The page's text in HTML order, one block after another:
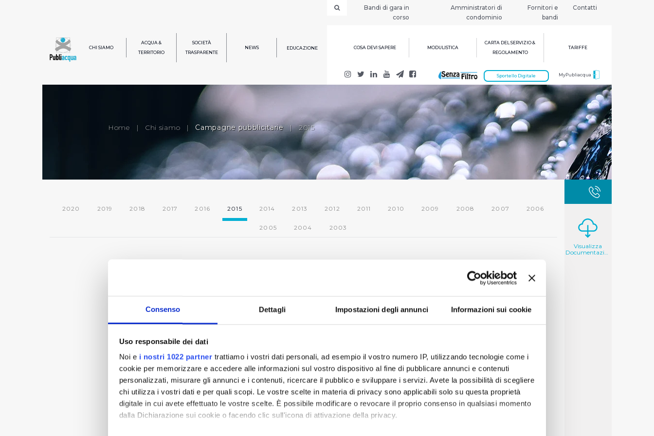
Consenso Dettagli Impostazioni degli annunci Informazioni sui cookie
Uso responsabile dei dati
Noi e i nostri 1022 partner trattiamo i vostri dati personali, ad esempio il vostro numero IP, utilizzando tecnologie come i
cookie per memorizzare e accedere alle informazioni sul vostro dispositivo al fine di pubblicare annunci e contenuti
personalizzati, misurare gli annunci e i contenuti, ricercare il pubblico e sviluppare i servizi. Avete la possibilità di scegliere
chi utilizza i vostri dati e per quali scopi. Le vostre scelte in materia di privacy sono applicabili solo su questa proprietà
digitale in cui avete effettuato le vostre scelte. È possibile modificare o revocare il proprio consenso in qualsiasi momento
dalla Dichiarazione sui cookie o facendo clic sull'icona di attivazione della privacy.
Bandi di gara in
corso
Amministratori di
condominio
Fornitori e
bandi
Contatti
CHI SIAMO
ACQUA &
TERRITORIO
SOCIETÀ
TRASPARENTE
NEWS EDUCAZIONE COSA DEVI SAPERE MODULISTICA
CARTA DEL SERVIZIO &
REGOLAMENTO
TARIFFE
MyPubliacqua
Sportello Digitale
Home | Chi siamo | Campagne pubblicitarie | 2015
2020 2019 2018 2017 2016 2015 2014 2013 2012 2011 2010 2009 2008 2007 2006
2005 2004 2003
Visualizza
Documentazione